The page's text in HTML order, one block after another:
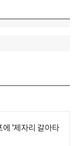
'제자리 갈아타